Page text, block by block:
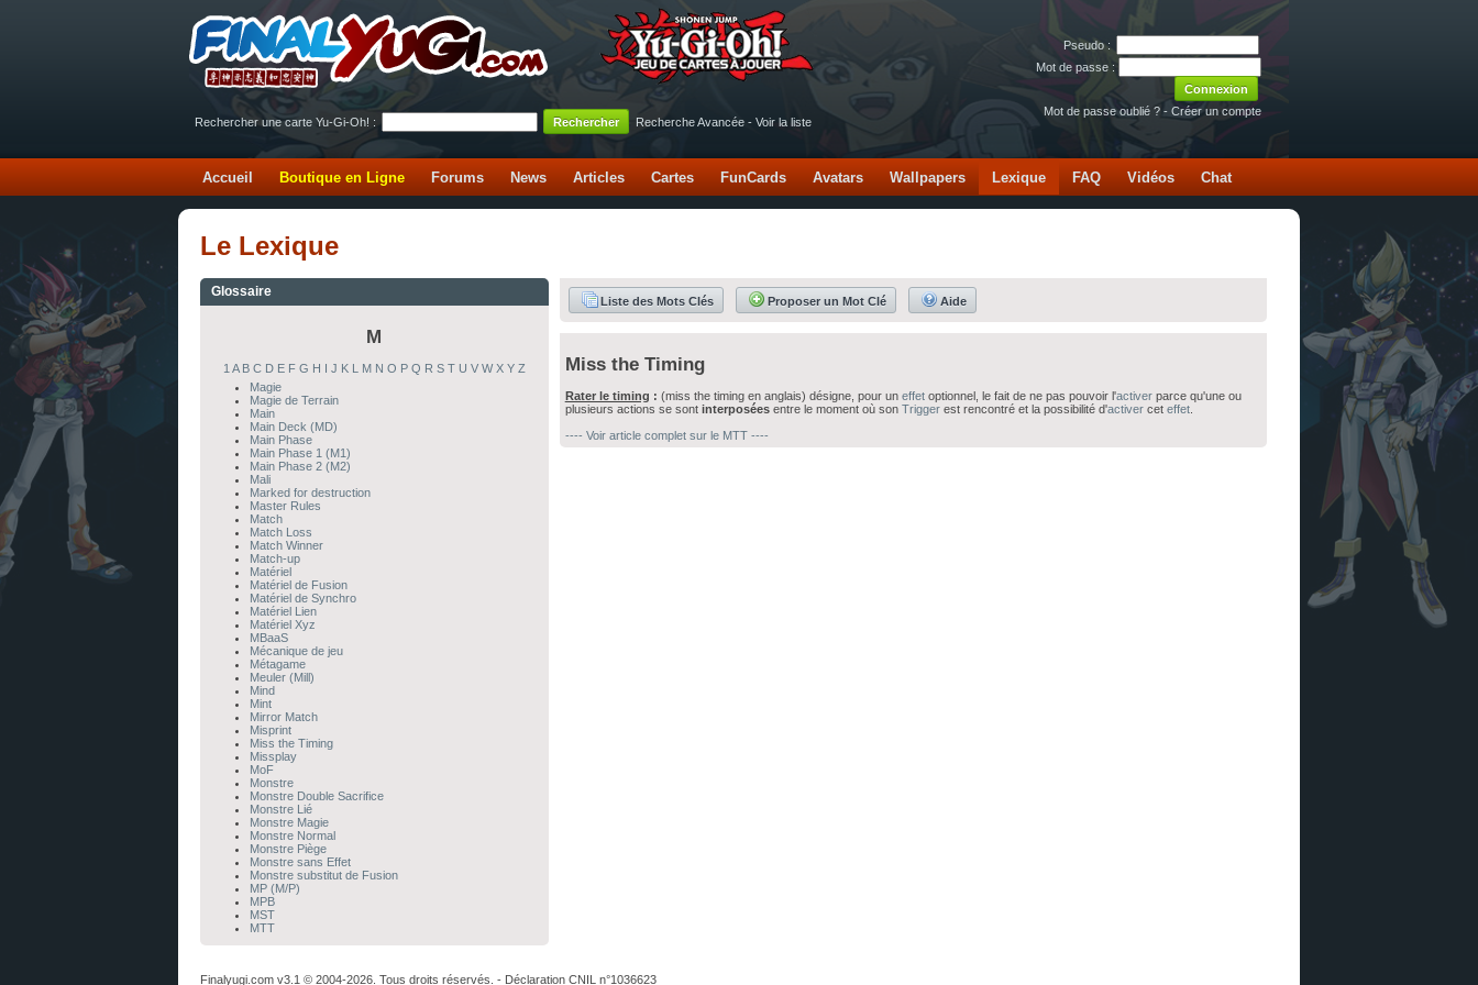
Pseudo :
Mot de passe :
Mot de passe oublié ? - Créer un compte
Rechercher une carte Yu-Gi-Oh! :
Recherche Avancée - Voir la liste
Accueil Boutique en Ligne Forums News Articles Cartes FunCards Avatars Wallpapers Lexique FAQ Vidéos Chat
Le Lexique
Glossaire
M
1 A B C D E F G H J K M N O P Q R S T U V W X Y Z
Magie
Magie de Terrain
Main
Main Deck (MD)
Main Phase
Main Phase 1 (M1)
Main Phase 2 (M2)
Mali
Marked for destruction
Master Rules
Match
Match Loss
Match Winner
Match-up
Matériel
Matériel de Fusion
Matériel de Synchro
Matériel Lien
Matériel Xyz
MBaaS
Mécanique de jeu
Métagame
Meuler (Mill)
Mind
Mint
Mirror Match
Misprint
Miss the Timing
Missplay
MoF
Monstre
Monstre Double Sacrifice
Monstre Lié
Monstre Magie
Monstre Normal
Monstre Piège
Monstre sans Effet
Monstre substitut de Fusion
MP (M/P)
MPB
MST
MTT
Liste des Mots Clés Proposer un Mot Clé Aide
Miss the Timing
Rater le timing : (miss the timing en anglais) désigne, pour un effetoptionnel, le fait de ne pas pouvoir l'activerparce qu'une ou
plusieurs actions se sont interposées entre le moment où son Triggerest rencontré et la possibilité d'activercet effet.
---- Voir article complet sur le MTT ----
Finalyugi.com v3.1 © 2004-2026. Tous droits réservés. - Déclaration CNIL n°1036623